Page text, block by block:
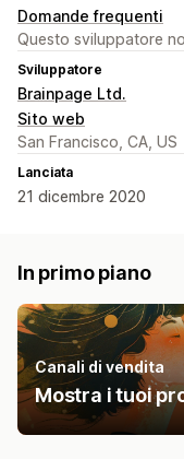
Domande frequenti
Questo sviluppatore
Sviluppatore
Brainpage Ltd.
Sito web
San Francisco, CA, US
Lanciata
21 dicembre 2020
In primo piano
Canali di vendita
Mostra i tuoi